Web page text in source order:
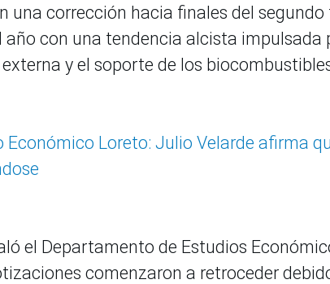
una corrección hacia finales del
año con una tendencia alcista
y el soporte de los
Económico Loreto: Julio Velarde afirma
el Departamento de Estudios
comenzaron a retroceder